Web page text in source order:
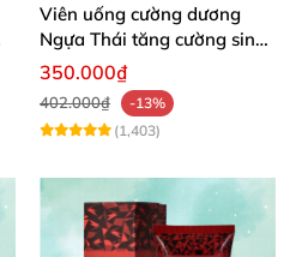
Viên uống cường dương
Ngựa Thái tăng cường sinh
lý nam hộp 10 viên
350.000₫
402.000₫
-13%
(1,403)